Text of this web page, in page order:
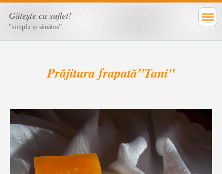
Găteşte cu suflet!
''simplu şi sănătos''
Prăjitura frapată"Tani"